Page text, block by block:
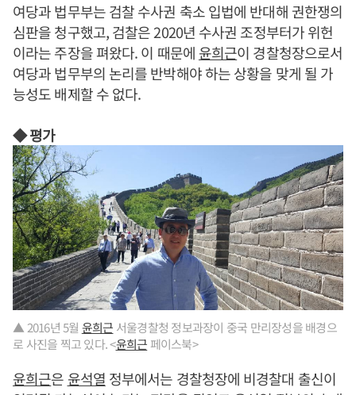
여당과 법무부는 검찰 수사권 축소 입법에 반대해 권한쟁의
심판을 청구했고, 검찰은 2020년 수사권 조정부터가 위헌
이라는 주장을 펴왔다. 이 때문에 윤희근이 경찰청장으로서
여당과 법무부의 논리를 반박해야 하는 상황을 맞게 될 가
능성도 배제할 수 없다.
◆ 평가
▲ 2016년 5월 윤희근 서울경찰청 정보과장이 중국 만리장성을 배경으
로 사진을 찍고 있다. <윤희근페이스북>
윤희근은 윤석열 정부에서는 경찰청장에 비경찰대 출신이